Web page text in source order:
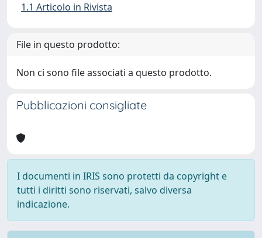
1.1 Articolo in Rivista
File in questo prodotto:
Non ci sono file associati a questo prodotto.
Pubblicazioni consigliate
I documenti in IRIS sono protetti da copyright e
tutti i diritti sono riservati, salvo diversa
indicazione.